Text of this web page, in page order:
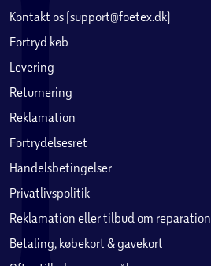
Kontakt os (support@foetex.dk)
Fortryd køb
Levering
Returnering
Reklamation
Fortrydelsesret
Handelsbetingelser
Privatlivspolitik
Reklamation eller tilbud om reparation
Betaling, købekort & gavekort